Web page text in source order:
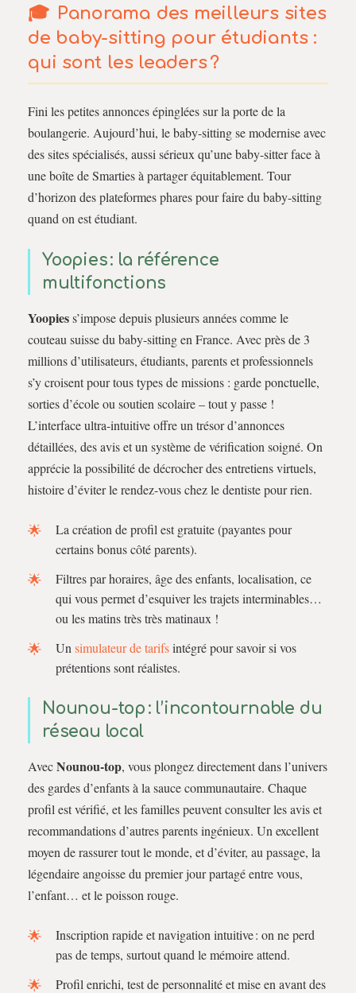
Panorama des meilleurs sites
de baby-sitting pour étudiants :
qui sont les leaders ?
Fini les petites annonces épinglées sur la porte de la
boulangerie. Aujourd’hui, le baby-sitting se modernise avec
des sites spécialisés, aussi sérieux qu’une baby-sitter face à
une boîte de Smarties à partager équitablement. Tour
d’horizon des plateformes phares pour faire du baby-sitting
quand on est étudiant.
Yoopies : la référence
multifonctions
Yoopiess’impose depuis plusieurs années comme le
couteau suisse du baby-sitting en France. Avec près de 3
millions d’utilisateurs, étudiants, parents et professionnels
s’y croisent pour tous types de missions : garde ponctuelle,
sorties d’école ou soutien scolaire – tout y passe !
L’interface ultra-intuitive offre un trésor d’annonces
détaillées, des avis et un système de vérification soigné. On
apprécie la possibilité de décrocher des entretiens virtuels,
histoire d’éviter le rendez-vous chez le dentiste pour rien.
La création de profil est gratuite (payantes pour
certains bonus côté parents).
Filtres par horaires, âge des enfants, localisation, ce
qui vous permet d’esquiver les trajets interminables…
ou les matins très très matinaux !
Un simulateur de tarifsintégré pour savoir si vos
prétentions sont réalistes.
Nounou-top : l’incontournable du
réseau local
AvecNounou-top, vous plongez directement dans l’univers
des gardes d’enfants à la sauce communautaire. Chaque
profil est vérifié, et les familles peuvent consulter les avis et
recommandations d’autres parents ingénieux. Un excellent
moyen de rassurer tout le monde, et d’éviter, au passage, la
légendaire angoisse du premier jour partagé entre vous,
l’enfant… et le poisson rouge.
Inscription rapide et navigation intuitive : on ne perd
pas de temps, surtout quand le mémoire attend.
Profil enrichi, test de personnalité et mise en avant des